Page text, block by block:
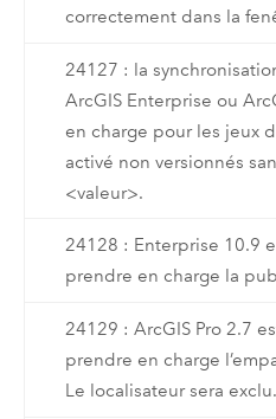
correctement dans la
24127 : la
ArcGIS Enterprise ou
en charge pour les jeux
activé non versionnés
<valeur>.
24128 : Enterprise 10.9
prendre en charge la
24129 : ArcGIS Pro 2.7
prendre en charge
Le localisateur sera exclu.